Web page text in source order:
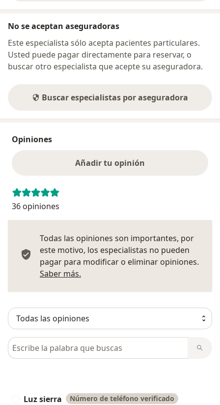
No se aceptan aseguradoras
Este especialista sólo acepta pacientes particulares.
Usted puede pagar directamente para reservar, o
buscar otro especialista que acepte su aseguradora.
Buscar especialistas por aseguradora
Opiniones
Añadir tu opinión
36 opiniones
Todas las opiniones son importantes, por
este motivo, los especialistas no pueden
pagar para modificar o eliminar opiniones.
Saber más.
Busca en opiniones
Luz sierra Número de teléfono verificado